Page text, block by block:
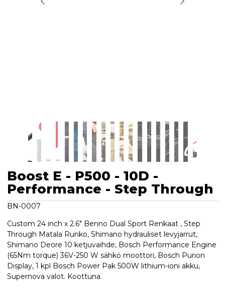
Boost E - P500 - 10D -
Performance - Step Through
BN-0007
Custom 24 inch x 2.6" Benno Dual Sport Renkaat , Step
Through Matala Runko, Shimano hydrauliset levyjarrut,
Shimano Deore 10 ketjuvaihde, Bosch Performance Engine
(65Nm torque) 36V-250 W sähkö moottori, Bosch Purion
Display, 1 kpl Bosch Power Pak 500W lithium-ioni akku,
Supernova valot. Koottuna.